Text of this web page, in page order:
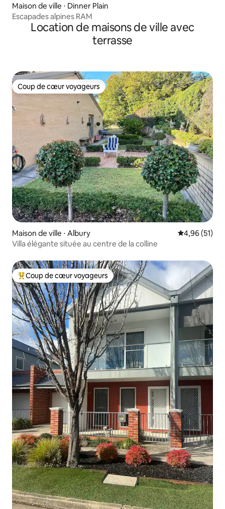
Maison de ville ⋅ Dinner Plain
Escapades alpines RAM
Location de maisons de ville avec
terrasse
Coup de cœur voyageurs
Coup de cœur voyageurs
Maison de ville ⋅ Albury Évaluation
4,96 (51)
Villa élégante située au centre de la colline
Coups de cœur voyageurs les plus appréciés
Coup de cœur voyageurs